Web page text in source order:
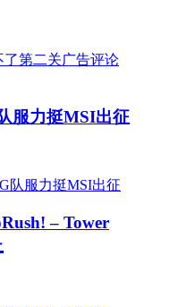
服力挺MSI出征
– Tower